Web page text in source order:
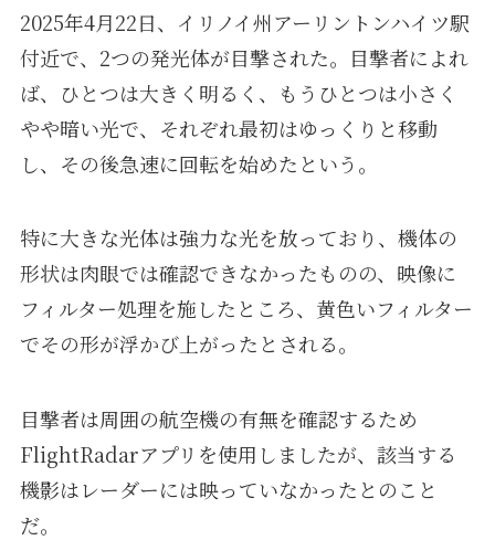
2025年4月22日、イリノイ州アーリントンハイツ駅
付近で、2つの発光体が目撃された。目撃者によれ
ば、ひとつは大きく明るく、もうひとつは小さく
やや暗い光で、それぞれ最初はゆっくりと移動
し、その後急速に回転を始めたという。
特に大きな光体は強力な光を放っており、機体の
形状は肉眼では確認できなかったものの、映像に
フィルター処理を施したところ、黄色いフィルター
でその形が浮かび上がったとされる。
目撃者は周囲の航空機の有無を確認するため
FlightRadarアプリを使用しましたが、該当する
機影はレーダーには映っていなかったとのこと
だ。